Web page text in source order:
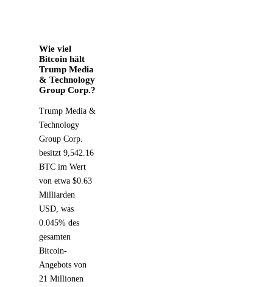
Wie viel
Bitcoin hält
Trump Media
& Technology
Group Corp.?
Trump Media &
Technology
Group Corp.
besitzt 9,542.16
BTC im Wert
von etwa $0.63
Milliarden
USD, was
0.045% des
gesamten
Bitcoin-
Angebots von
21 Millionen